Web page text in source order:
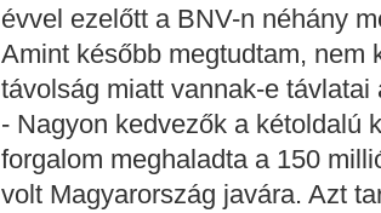
évvel ezelőtt a BNV-n néhány
Amint később megtudtam, nem
távolság miatt vannak-e
- Nagyon kedvezők a kétoldalú
forgalom meghaladta a 150
volt Magyarország javára. Azt